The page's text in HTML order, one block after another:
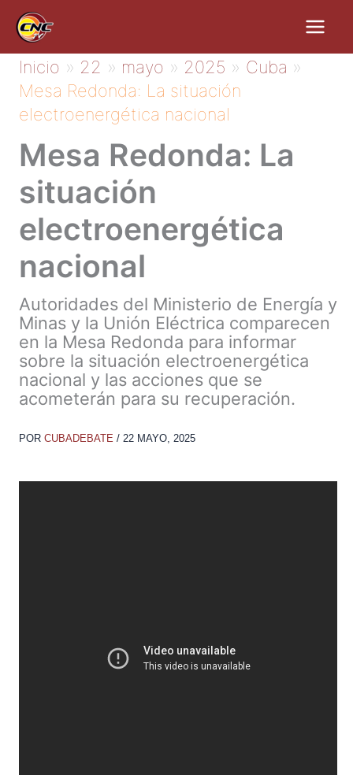
contenido
Inicio 22 mayo 2025
Cuba
Mesa Redonda: La situación
electroenergética nacional
Mesa Redonda: La
situación
electroenergética
nacional
Autoridades del Ministerio de Energía y
Minas y la Unión Eléctrica comparecen
en la Mesa Redonda para informar
sobre la situación electroenergética
nacional y las acciones que se
acometerán para su recuperación.
POR CUBADEBATE / 22 MAYO, 2025